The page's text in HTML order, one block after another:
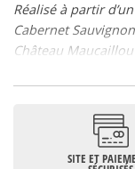
Réalisé à partir
Cabernet
Château
Si Château
Jean Petit-Laroche
SITE ET